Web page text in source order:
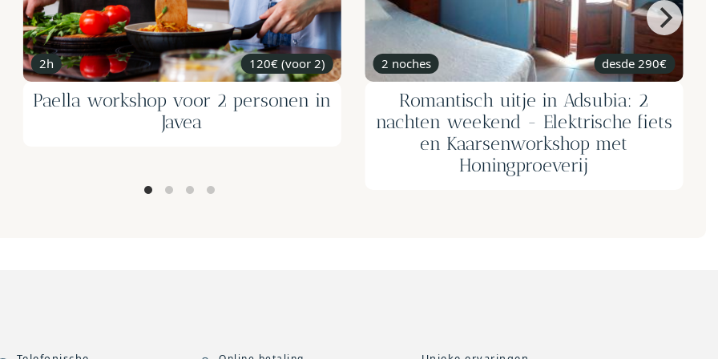
2 noches desde 290€
Romantisch uitje in Adsubia: 2
nachten weekend - Elektrische fiets
8h
Een dag op zee op een privézeilboot
desde 1180€ barco completo